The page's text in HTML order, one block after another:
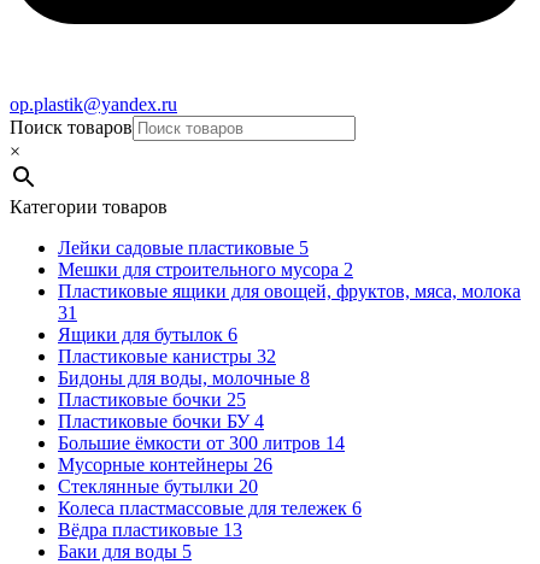
op.plastik@yandex.ru
Поиск товаров
×
Категории товаров
Лейки садовые пластиковые 5
Мешки для строительного мусора 2
Пластиковые ящики для овощей, фруктов, мяса, молока
31
Ящики для бутылок 6
Пластиковые канистры 32
Бидоны для воды, молочные 8
Пластиковые бочки 25
Пластиковые бочки БУ4
Большие ёмкости от 300 литров 14
Мусорные контейнеры 26
Стеклянные бутылки 20
Колеса пластмассовые для тележек 6
Вёдра пластиковые 13
Баки для воды 5